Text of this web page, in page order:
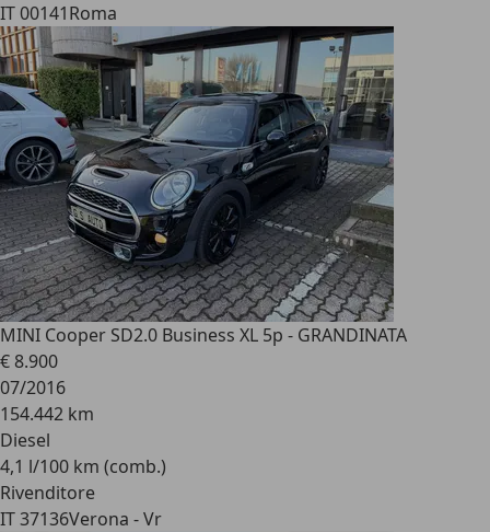
IT 00141Roma
MINI Cooper SD2.0 Business XL 5p - GRANDINATA
€ 8.900
07/2016
154.442 km
Diesel
4,1 l/100 km (comb.)
Rivenditore
IT 37136Verona - Vr